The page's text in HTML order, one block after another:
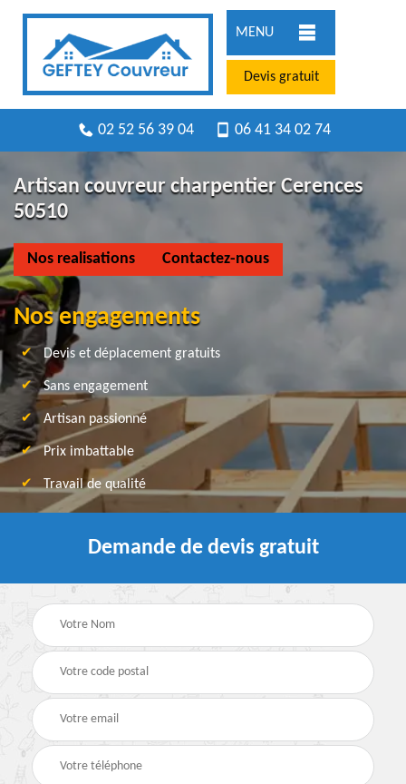
MENU
Devis gratuit
02 52 56 39 04 06 41 34 02 74
Artisan couvreur charpentier Cerences
50510
Nos realisations Contactez-nous
Nos engagements
Devis et déplacement gratuits
Sans engagement
Artisan passionné
Prix imbattable
Travail de qualité
Demande de devis gratuit